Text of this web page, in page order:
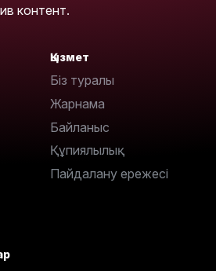
контент.
Қызмет
Біз туралы
Жарнама
Байланыс
Құпиялылық
Пайдалану ережесі